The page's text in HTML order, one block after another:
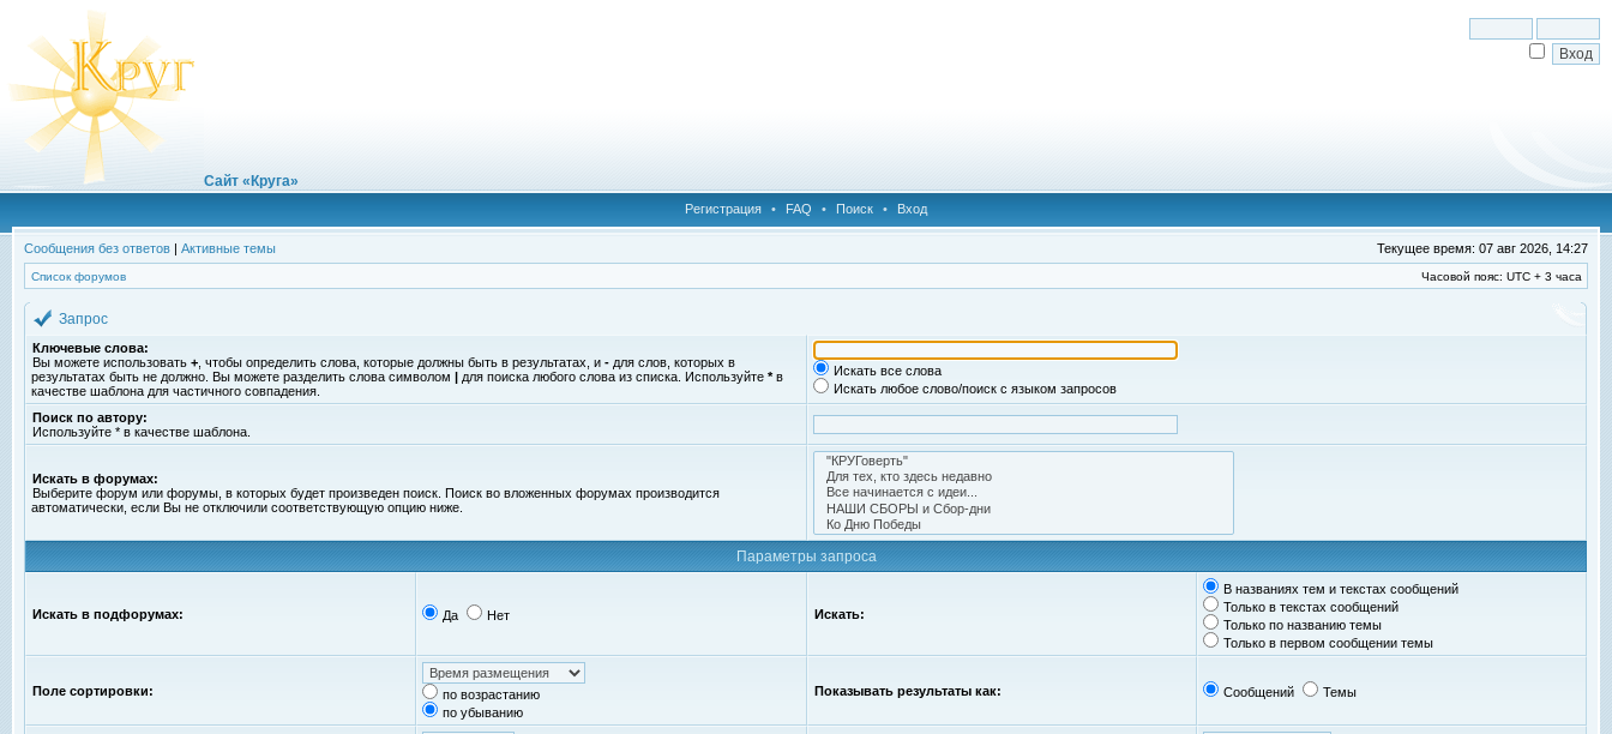
Сайт «Круга»
Регистрация • FAQ • Поиск • Вход
Сообщения без ответов | Активные темы Текущее время: 07 авг 2026, 14:27
Список форумов Часовой пояс: UTC + 3 часа
Запрос
Ключевые слова:
Вы можете использовать + , чтобы определить слова, которые должны быть в результатах, и - для слов, которых в
результатах быть не должно. Вы можете разделить слова символом | для поиска любого слова из списка. Используйте *в
качестве шаблона для частичного совпадения.
Искать все слова
Искать любое слово/поиск с языком запросов
Поиск по автору:
Используйте * в качестве шаблона.
Искать в форумах:
Выберите форум или форумы, в которых будет произведен поиск. Поиск во вложенных форумах производится
автоматически, если Вы не отключили соответствующую опцию ниже.
Параметры запроса
Искать в подфорумах: Да Нет Искать:
В названиях тем и текстах сообщений
Только в текстах сообщений
Только по названию темы
Только в первом сообщении темы
Поле сортировки:
по возрастанию
по убыванию
Показывать результаты как: Сообщений Темы